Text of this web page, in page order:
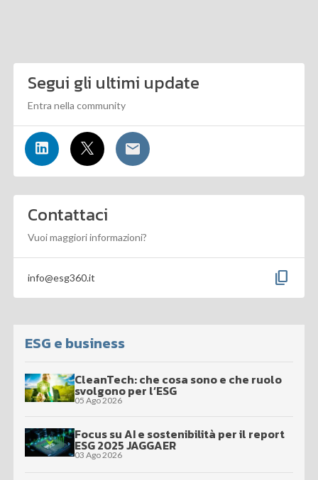
Segui gli ultimi update
Entra nella community
Contattaci
Vuoi maggiori informazioni?
info@esg360.it content_copy
ESG e business
CleanTech: che cosa sono e che ruolo
svolgono per l’ESG
05 Ago 2026
Focus su AI e sostenibilità per il report
ESG 2025 JAGGAER
03 Ago 2026